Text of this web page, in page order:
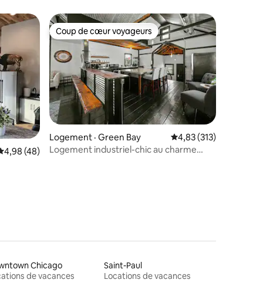
plus aimés
moyenne de 4,98 sur 5, 48 commentaires
4,98 (48)
Coup de cœur voyageurs
Coup de cœur voyageurs
Logement · Green Bay Note moyenne de
4,83 (313)
Logement industriel-chic au charme
Chicago
de vacances
Saint-Paul
Locations de vacances